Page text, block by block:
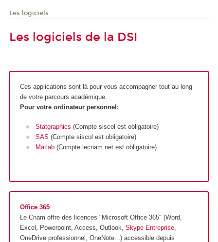
Les logiciels
Les logiciels de la DSI
Ces applications sont là pour vous accompagner tout au long
de votre parcours académique.
Pour votre ordinateur personnel:
Statgraphics (Compte siscol est obligatoire)
SAS (Compte siscol est obligatoire)
Matlab (Compte lecnam.net est obligatoire)
Office 365
Le Cnam offre des licences "Microsoft Office 365" (Word,
Excel, Powerpoint, Access, Outlook, Skype Entreprise,
OneDrive professionnel, OneNote...) accessible depuis